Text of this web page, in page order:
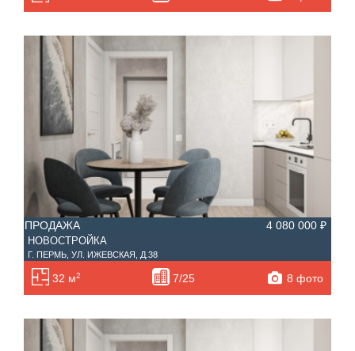
ПРОДАЖА 4 080 000 ₽
НОВОСТРОЙКА
Г. ПЕРМЬ, УЛ. ИЖЕВСКАЯ, Д.38
32 м2 7/25 8 фото